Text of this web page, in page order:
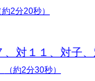
約2分20秒）
、対１１、対子
（約2分30秒）